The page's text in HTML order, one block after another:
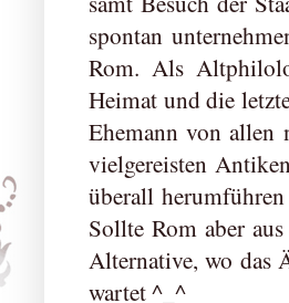
spontan
Rom. Als
Heimat und die
Ehemann von allen
vielgereisten
überall
Sollte Rom aber
Alternative, wo das
wartet ^_^